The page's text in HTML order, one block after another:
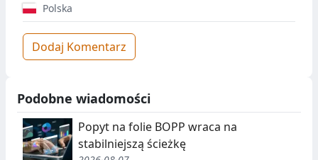
Polska
Dodaj Komentarz
Podobne wiadomości
Popyt na folie BOPP wraca na
stabilniejszą ścieżkę